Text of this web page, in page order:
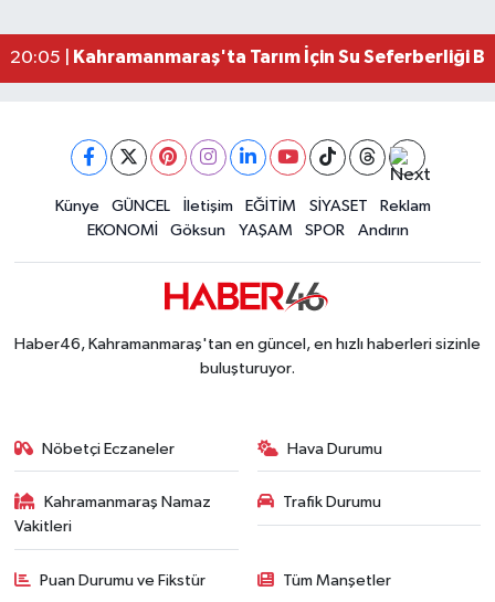
20:05 |
Kahramanmaraş'ta Tarım İçin Su Seferberliği
20:02 |Kahramanmaraş'ta 5 Kilometrelik Yolda Sıcak
Kahramanmaraş'ta Korku Dolu Anlar! Metruk
Müge Anlı'da gündeme gelen Palu Ailesi
12:39 |Tayland'daki Okul Saldırısı Kahramanmaraş
Kahramanmaraş'taki Okul Saldırısı Sonrası
12:31 |Kahramanmaraş Ağustos Fuarı'nda Funda Arar
Kahramanmaraş'ta Hacı Murat Caddesi Baştan
Kahramanmaraş'ta Said Bey Sitesi Davasında 3
Künye GÜNCEL İletişim EĞİTİM SİYASET
Reklam
EKONOMİ
Göksun YAŞAM SPOR Andırın
Haber46, Kahramanmaraş'tan en güncel, en hızlı haberleri sizinle
buluşturuyor.
Nöbetçi Eczaneler Hava Durumu
Kahramanmaraş Namaz
Vakitleri
Trafik Durumu
Puan Durumu ve Fikstür Tüm Manşetler